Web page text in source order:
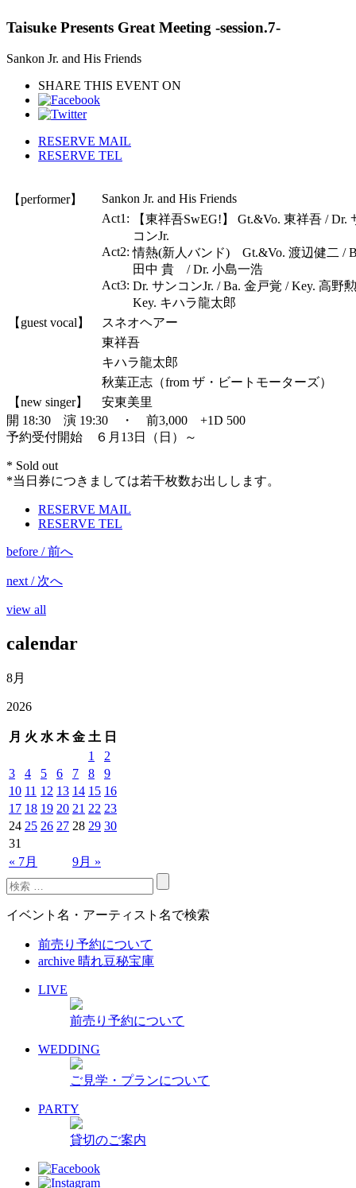
Taisuke Presents Great Meeting -session.7-
Sankon Jr. and His Friends
SHARE THIS EVENT ON
RESERVE MAIL
RESERVE TEL
【performer】
Sankon Jr. and His Friends
Act1:
【東祥吾SwEG!】 Gt.&Vo. 東祥吾 / Dr.
コンJr.
Act2: 情熱(新人バンド) Gt.&Vo. 渡辺健二 /
田中 貴 / Dr. 小島一浩
Act3: Dr. サンコンJr. / Ba. 金戸覚 / Key. 高野
Key. キハラ龍太郎
【guest vocal】
スネオヘアー
東祥吾
キハラ龍太郎
秋葉正志（from ザ・ビートモーターズ）
【new singer】
安東美里
開 18:30 演 19:30 ・ 前3,000 +1D 500
予約受付開始 ６月13日（日）～
* Sold out
*当日券につきましては若干枚数お出しします。
RESERVE MAIL
RESERVE TEL
before / 前へ
next / 次へ
view all
calendar
8月
2026
月 火 水 木 金 土 日
« 7月 9月 »
1
2
3
4 5 6 7 8
9
10 11 12 13 14 15 16
17 18 19 20 21 22 23
24 25 26 27 28 29 30
31
イベント名・アーティスト名で検索
前売り予約について
archive 晴れ豆秘宝庫
LIVE
前売り予約について
WEDDING
ご見学・プランについて
PARTY
貸切のご案内